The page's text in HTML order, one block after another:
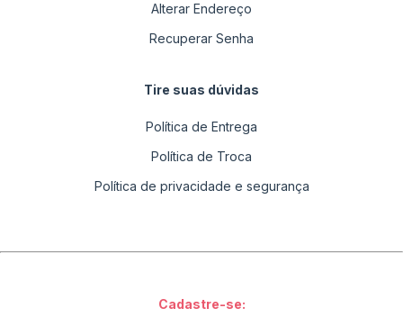
Alterar Endereço
Recuperar Senha
Tire suas dúvidas
Política de Entrega
Política de Troca
Política de privacidade e segurança
Cadastre-se: